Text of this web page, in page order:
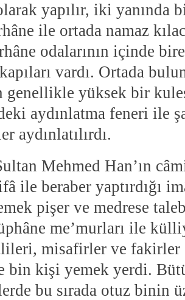
yapılır, iki yanında
ile ortada namaz
odalarının içinde
vardı. Ortada
genellikle yüksek bir
aydınlatma feneri ile
aydınlatılırdı.
Mehmed Han’ın
ile beraber yaptırdığı
pişer ve medrese
me’murları ile
misafirler ve fakirler
bin kişi yemek yerdi.
bu sırada otuz binin